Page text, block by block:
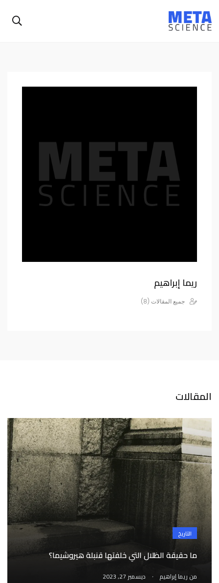
ريما إبراهيم
جميع المقالات (8)
المقالات
التاريخ
ما حقيقة الظلال التي خلفتها قنبلة هيروشيما؟
من ريما إبراهيم . ديسمبر 27, 2023